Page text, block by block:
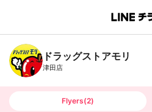
B
n
c
h
T
ドラッグストアモリ
津田店
Flyers(2)